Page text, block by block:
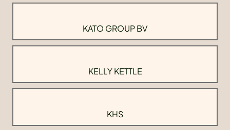
KATO GROUP BV
KELLY KETTLE
KHS